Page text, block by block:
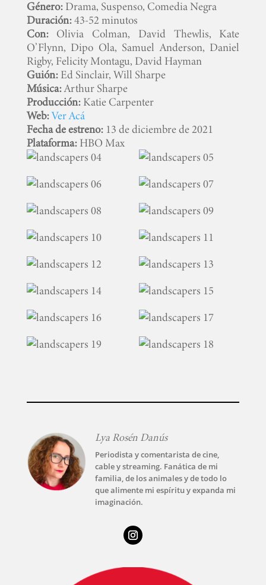
INICIO
PELICULAS
SERIES
TECNOVITOS
PLUS
Género:Drama, Suspenso, Comedia Negra
Duración:43-52 minutos
Con: Olivia Colman, David Thewlis, Kate
O’Flynn, Dipo Ola, Samuel Anderson, Daniel
Rigby, Felicity Montagu, David Hayman
Guión:Ed Sinclair, Will Sharpe
Música:Arthur Sharpe
Producción:Katie Carpenter
Web:Ver Acá
Fecha de estreno:13 de diciembre de 2021
Plataforma:HBO Max
Lya Rosén Danús
Periodista y comentarista de cine,
cable y streaming. Fanática de mi
familia, de los animales y de todo lo
que alimente mi espíritu y expanda mi
imaginación.